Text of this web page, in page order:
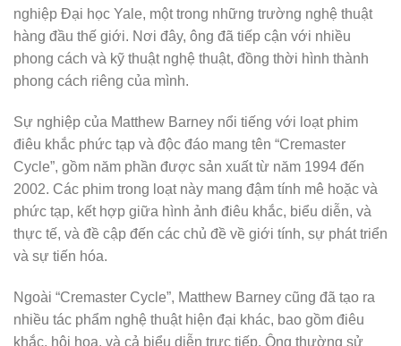
nghiệp Đại học Yale, một trong những trường nghệ thuật
hàng đầu thế giới. Nơi đây, ông đã tiếp cận với nhiều
phong cách và kỹ thuật nghệ thuật, đồng thời hình thành
phong cách riêng của mình.
Sự nghiệp của Matthew Barney nổi tiếng với loạt phim
điêu khắc phức tạp và độc đáo mang tên “Cremaster
Cycle”, gồm năm phần được sản xuất từ năm 1994 đến
2002. Các phim trong loạt này mang đậm tính mê hoặc và
phức tạp, kết hợp giữa hình ảnh điêu khắc, biểu diễn, và
thực tế, và đề cập đến các chủ đề về giới tính, sự phát triển
và sự tiến hóa.
Ngoài “Cremaster Cycle”, Matthew Barney cũng đã tạo ra
nhiều tác phẩm nghệ thuật hiện đại khác, bao gồm điêu
khắc, hội họa, và cả biểu diễn trực tiếp. Ông thường sử